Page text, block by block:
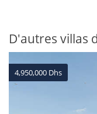
D'autres villas
4,950,000 Dhs